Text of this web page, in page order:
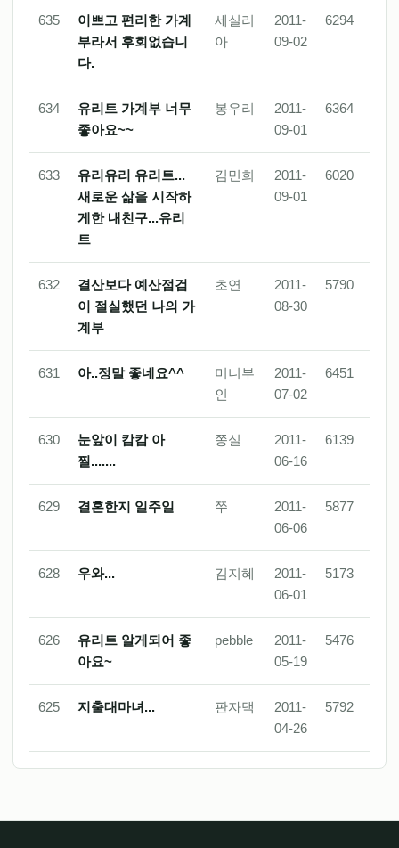
635
이쁘고 편리한 가계
부라서 후회없습니
다.
세실리
아
2011-
09-02
6294
634
유리트 가계부 너무
좋아요~~
봉우리
2011-
09-01
6364
633
유리유리 유리트...
새로운 삶을 시작하
게한 내친구...유리
트
김민희
2011-
09-01
6020
632
결산보다 예산점검
이 절실했던 나의 가
계부
초연
2011-
08-30
5790
631 아..정말 좋네요^^
미니부
인
2011-
07-02
6451
630
눈앞이 캄캄 아
찔.......
쫑실
2011-
06-16
6139
629 결혼한지 일주일 쭈
2011-
06-06
5877
628 우와... 김지혜
2011-
06-01
5173
626
유리트 알게되어 좋
아요~
pebble
2011-
05-19
5476
625 지출대마녀... 판자댁
2011-
04-26
5792